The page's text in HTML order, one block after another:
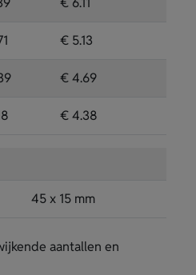
€ 5.13
€ 4.69
€ 4.38
45 x 15 mm
aantallen en